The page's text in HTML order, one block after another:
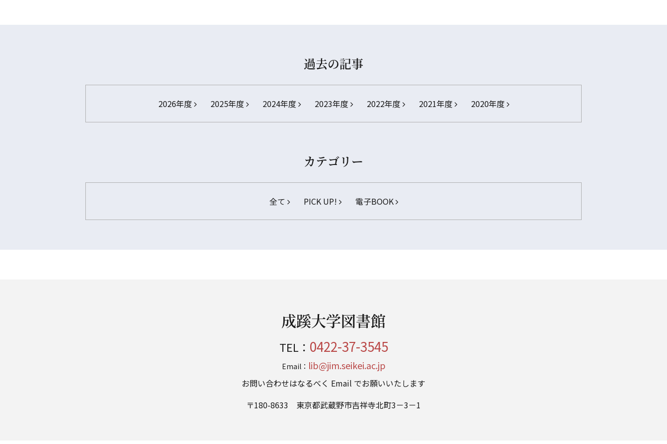
過去の記事
2026年度 2025年度 2024年度 2023年度 2022年度 2021年度 2020年度
カテゴリー
全て PICK UP! 電子BOOK
成蹊大学図書館
TEL： 0422-37-3545
Email： lib@jim.seikei.ac.jp
お問い合わせはなるべく Email でお願いいたします
〒180-8633 東京都武蔵野市吉祥寺北町3－3－1